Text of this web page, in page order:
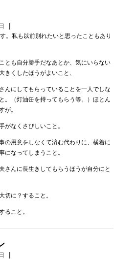
|
。私も以前別れたいと思ったこともあり
とも自分勝手だなあとか、気にいらない
きくしたほうがよいこと、
んにしてもらっていることを一人でしな
。（灯油缶を持ってもらう等。）ほとん
が。
がなくさびしいこと。
の用意をしなくて済む代わりに、横着に
になってしまうこと。
さんに長生きしてもらうほうが自分にと
切に？すること。
ること。
|